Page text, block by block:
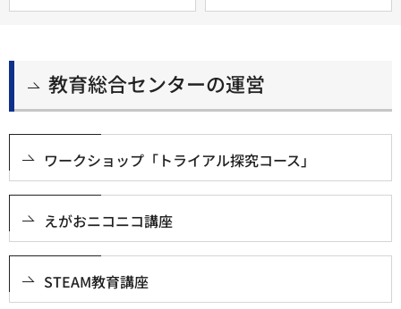
教育総合センターの運営
ワークショップ「トライアル探究コース」
えがおニコニコ講座
STEAM教育講座